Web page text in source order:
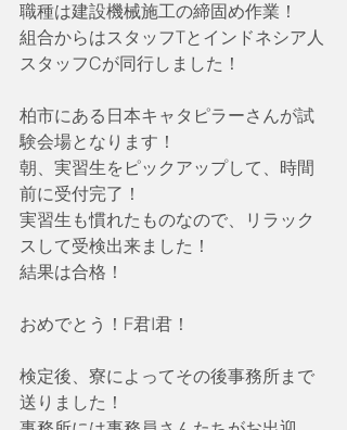
職種は建設機械施工の締固め作業！
組合からはスタッフTとインドネシア人
スタッフCが同行しました！
柏市にある日本キャタピラーさんが試
験会場となります！
朝、実習生をピックアップして、時間
前に受付完了！
実習生も慣れたものなので、リラック
スして受検出来ました！
結果は合格！
おめでとう！F君I君！
検定後、寮によってその後事務所まで
送りました！